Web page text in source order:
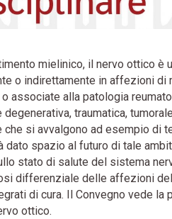
mielinico, il nervo ottico è
o indirettamente in affezioni di
associate alla patologia
traumatica,
si avvalgono ad esempio di
dato spazio al futuro di tale
stato di salute del sistema
differenziale delle affezioni
di cura. Il Convegno vede la
ottico.